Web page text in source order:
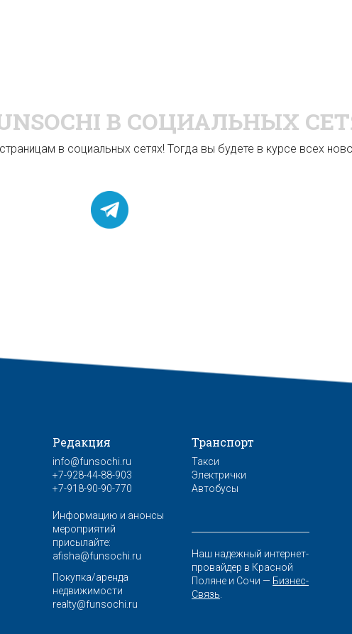
В СОЦИАЛЬНЫХ
в социальных сетях! Тогда вы будете в курсе всех
Редакция
info@funsochi.ru
+7-928-44-88-903
+7-918-90-90-770
Информацию и анонсы
мероприятий
присылайте:
afisha@funsochi.ru
Покупка/аренда
недвижимости
realty@funsochi.ru
Транспорт
Такси
Электрички
Автобусы
Наш надежный интернет-
провайдер в Красной
Поляне и Сочи — Бизнес-
Связь